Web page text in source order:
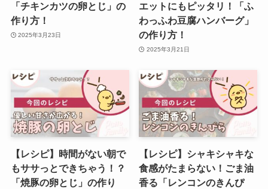
「チキンカツの卵とじ」の
作り方！
2025年3月23日
エットにもピッタリ！「ふ
わっふわ豆腐ハンバーグ」
の作り方！
2025年3月21日
【レシピ】時間がない朝で
もササっとできちゃう！？
「焼豚の卵とじ」の作り
【レシピ】シャキシャキな
食感がたまらない！ごま油
香る「レンコンのきんぴ